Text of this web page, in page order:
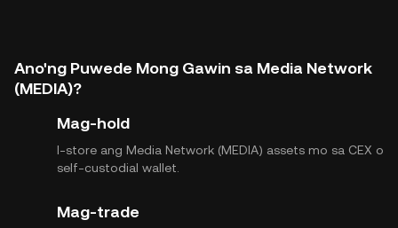
Ano'ng Puwede Mong Gawin sa Media Network
(MEDIA)?
Mag-hold
I-store ang Media Network (MEDIA) assets mo sa CEX o
self-custodial wallet.
Mag-trade